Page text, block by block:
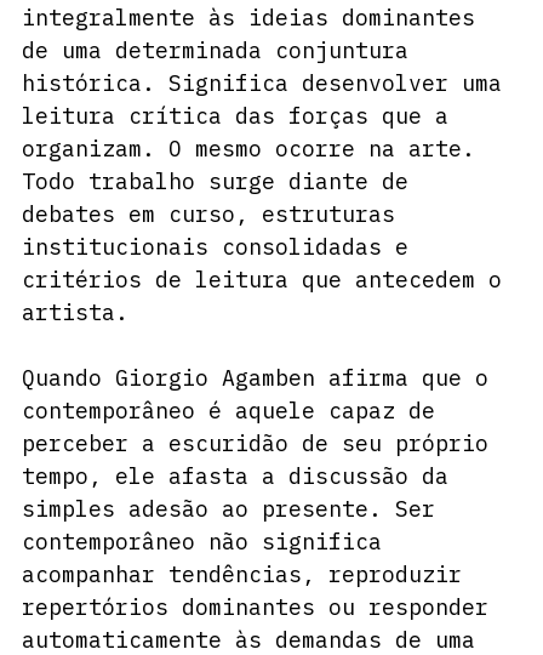
integralmente às ideias dominantes
de uma determinada conjuntura
histórica. Significa desenvolver uma
leitura crítica das forças que a
organizam. O mesmo ocorre na arte.
Todo trabalho surge diante de
debates em curso, estruturas
institucionais consolidadas e
critérios de leitura que antecedem o
artista.
Quando Giorgio Agamben afirma que o
contemporâneo é aquele capaz de
perceber a escuridão de seu próprio
tempo, ele afasta a discussão da
simples adesão ao presente. Ser
contemporâneo não significa
acompanhar tendências, reproduzir
repertórios dominantes ou responder
automaticamente às demandas de uma